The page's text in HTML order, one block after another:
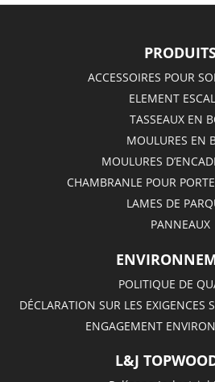
ACCESSOIRES POUR
ELEMENT
TASSEAUX EN
MOULURES EN
MOULURES
CHAMBRANLE POUR
LAMES DE
PANNEAUX
POLITIQUE DE
DÉCLARATION SUR LES EXIGENCES
ENGAGEMENT
L&J